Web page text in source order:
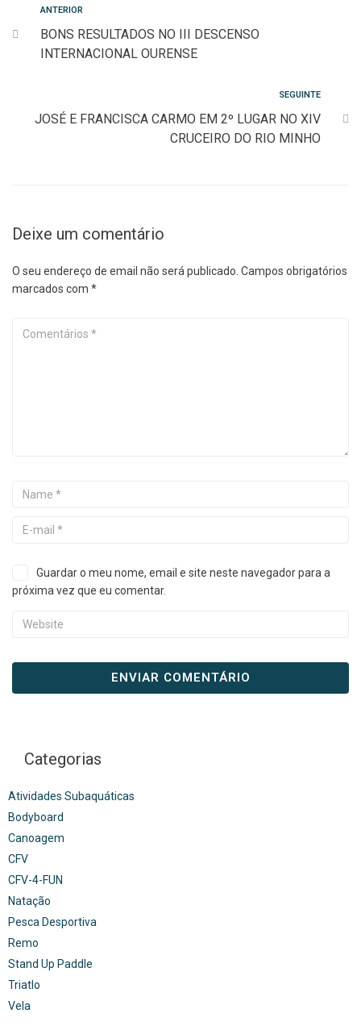
ANTERIOR
BONS RESULTADOS NO III DESCENSO
INTERNACIONAL OURENSE
SEGUINTE
JOSÉ E FRANCISCA CARMO EM 2º LUGAR NO XIV
CRUCEIRO DO RIO MINHO
Deixe um comentário
O seu endereço de email não será publicado. Campos obrigatórios
marcados com *
Guardar o meu nome, email e site neste navegador para a
próxima vez que eu comentar.
Categorias
Atividades Subaquáticas
Bodyboard
Canoagem
CFV
CFV-4-FUN
Natação
Pesca Desportiva
Remo
Stand Up Paddle
Triatlo
Vela